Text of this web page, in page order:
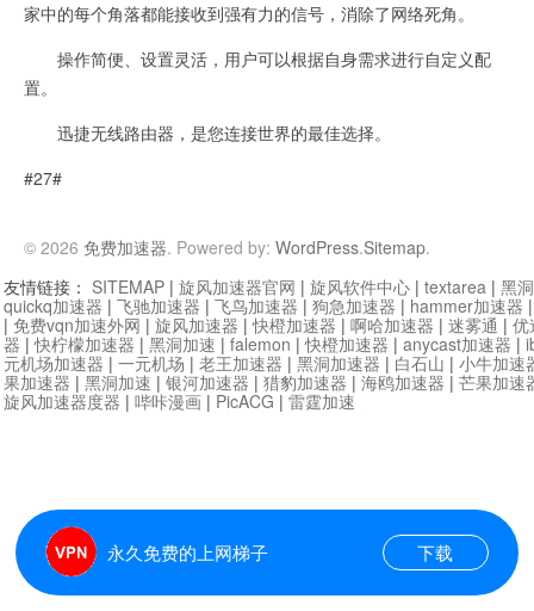
家中的每个角落都能接收到强有力的信号，消除了网络死角。
操作简便、设置灵活，用户可以根据自身需求进行自定义配
置。
迅捷无线路由器，是您连接世界的最佳选择。
#27#
© 2026 免费加速器. Powered by: WordPress.Sitemap.
永久免费的上网梯子 下载
友情链接： SITEMAP | 旋风加速器官网 | 旋风软件中心 | textarea | 黑
quickq加速器 | 飞驰加速器 | 飞鸟加速器 | 狗急加速器 | hammer加速器
| 免费vqn加速外网 | 旋风加速器 |快橙加速器 | 啊哈加速器 | 迷雾通 | 优
器 |快柠檬加速器 | 黑洞加速 | falemon |快橙加速器 | anycast加速器 |
元机场加速器 | 一元机场 | 老王加速器 | 黑洞加速器 | 白石山 | 小牛加速
果加速器 | 黑洞加速 | 银河加速器 | 猎豹加速器 | 海鸥加速器 | 芒果加速
旋风加速器度器 | 哔咔漫画 | PicACG | 雷霆加速